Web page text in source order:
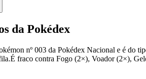
da Pokédex
nº 003 da Pokédex Nacional e é do
fraco contra Fogo (2×), Voador (2×),